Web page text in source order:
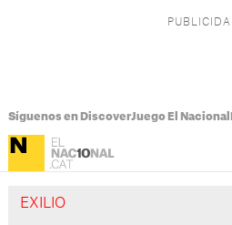
Síguenos en DiscoverJuego El Nacional
EXILIO